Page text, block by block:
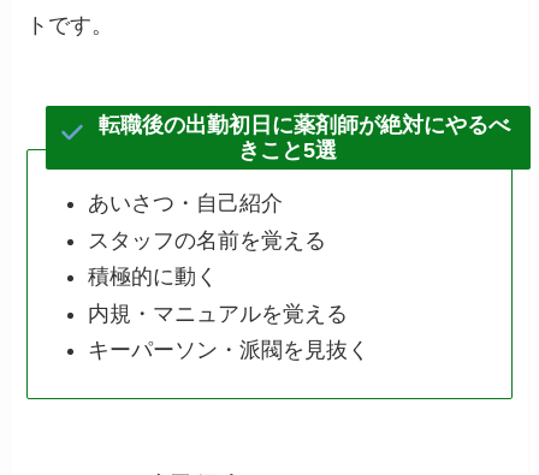
トです。
転職後の出勤初日に薬剤師が絶対にやるべ
きこと5選
あいさつ・自己紹介
スタッフの名前を覚える
積極的に動く
内規・マニュアルを覚える
キーパーソン・派閥を見抜く